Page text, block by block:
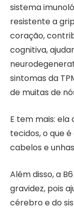
sistema
resistente a
coração,
cognitiva,
sintomas da
de muitas de
E tem mais:
tecidos, o que
cabelos e
Além disso, a
gravidez, pois
cérebro e do